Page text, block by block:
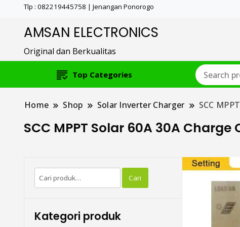
Tlp : 082219445758 | Jenangan Ponorogo
AMSAN ELECTRONICS
Original dan Berkualitas
Top Categories
Home Shop Solar Inverter Charger SCC
SCC MPPT Solar 60A 30A
Pencarian
untuk:
Cari
Kategori produk